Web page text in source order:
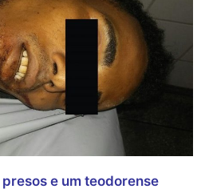
e um teodorense